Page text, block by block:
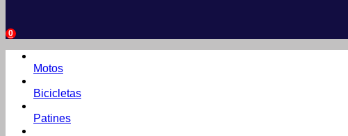
0
Motos
Bicicletas
Patines